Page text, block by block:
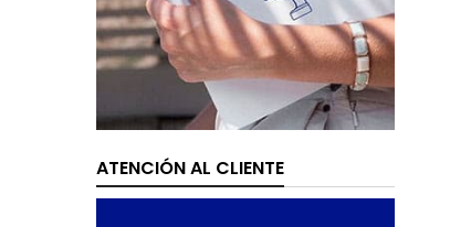
ATENCIÓN AL CLIENTE